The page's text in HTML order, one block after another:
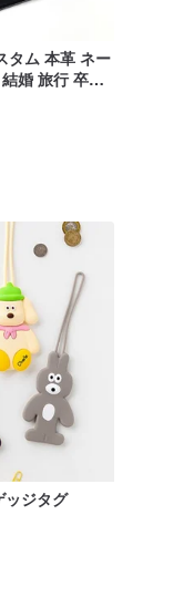
タム 本革 ネー
婚 旅行 卒業
ジタグ